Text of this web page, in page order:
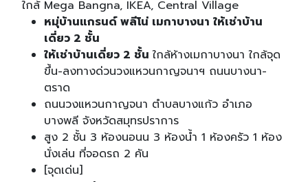
ใกล้ Mega Bangna, IKEA, Central Village
หมุ่บ้านแกรนด์ พลีโน่ เมกาบางนา ให้เช่าบ้าน
เดี่ยว 2 ชั้น
ให้เช่าบ้านเดี่ยว 2 ชั้นใกล้ห้างเมกาบางนา ใกล้จุด
ขึ้น-ลงทางด่วนวงแหวนกาญจนาฯ ถนนบางนา-
ตราด
ถนนวงแหวนกาญจนา ตำบลบางแก้ว อำเภอ
บางพลี จังหวัดสมุทรปราการ
สูง 2 ชั้น 3 ห้องนอนน 3 ห้องน้ำ 1 ห้องครัว 1 ห้อง
นั่งเล่น ที่จอดรถ 2 คัน
[จุดเด่น]